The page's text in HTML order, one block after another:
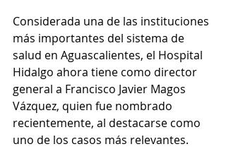
Considerada una de las instituciones
más importantes del sistema de
salud en Aguascalientes, el Hospital
Hidalgo ahora tiene como director
general a Francisco Javier Magos
Vázquez, quien fue nombrado
recientemente, al destacarse como
uno de los casos más relevantes.